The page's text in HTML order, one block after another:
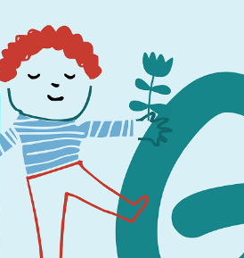
Juleaktiviteter for barn
Lekebutikk Min konto Nyhetsbrev
og returSkole Skolebarn:
Til kassen Vinterforming barn